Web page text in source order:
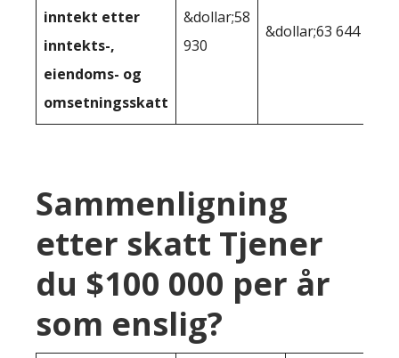
inntekt etter
inntekts-,
eiendoms- og
omsetningsskatt
&dollar;58
930
&dollar;63 644
Sammenligning
etter skatt Tjener
du $100 000 per år
som enslig?